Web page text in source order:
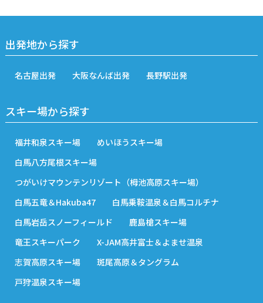
出発地から探す
名古屋出発 大阪なんば出発 長野駅出発
スキー場から探す
福井和泉スキー場
めいほうスキー場
白馬八方尾根スキー場
つがいけマウンテンリゾート（栂池高原スキー場）
白馬五竜＆Hakuba47
白馬乗鞍温泉＆白馬コルチナ
白馬岩岳スノーフィールド
鹿島槍スキー場
竜王スキーパーク
X-JAM高井富士＆よませ温泉
志賀高原スキー場
斑尾高原＆タングラム
戸狩温泉スキー場